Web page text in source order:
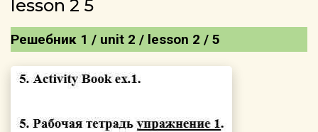
lesson 2 5
Решебник 1 / unit 2 / lesson 2 / 5